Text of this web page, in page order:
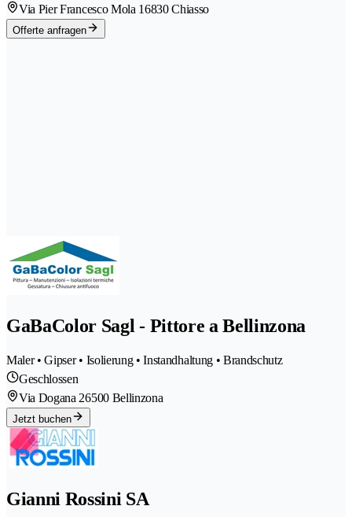
Via Pier Francesco Mola 16830 Chiasso
Offerte anfragen
GaBaColor Sagl - Pittore a Bellinzona
Maler • Gipser • Isolierung • Instandhaltung • Brandschutz
Geschlossen
Via Dogana 26500 Bellinzona
Jetzt buchen
Gianni Rossini SA